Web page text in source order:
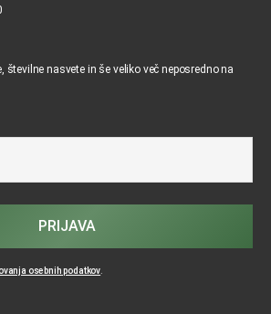
številne nasvete in še veliko več neposredno na
osebnih podatkov
PRIJAVA